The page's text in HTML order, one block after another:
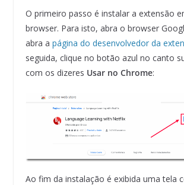
O primeiro passo é instalar a extensão
browser. Para isto, abra o browser
abra a página do desenvolvedor da
seguida, clique no botão azul no canto
com os dizeres Usar no Chrome:
Ao fim da instalação é exibida uma tela